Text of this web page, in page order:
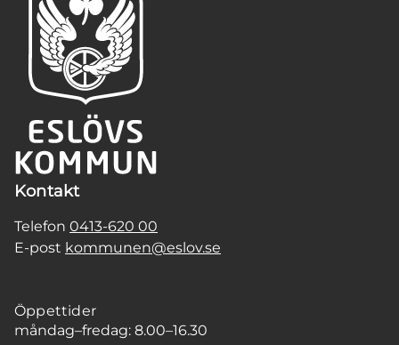
Kontakt
Telefon 0413-620 00
E-post kommunen@eslov.se
Öppettider
måndag–fredag: 8.00–16.30